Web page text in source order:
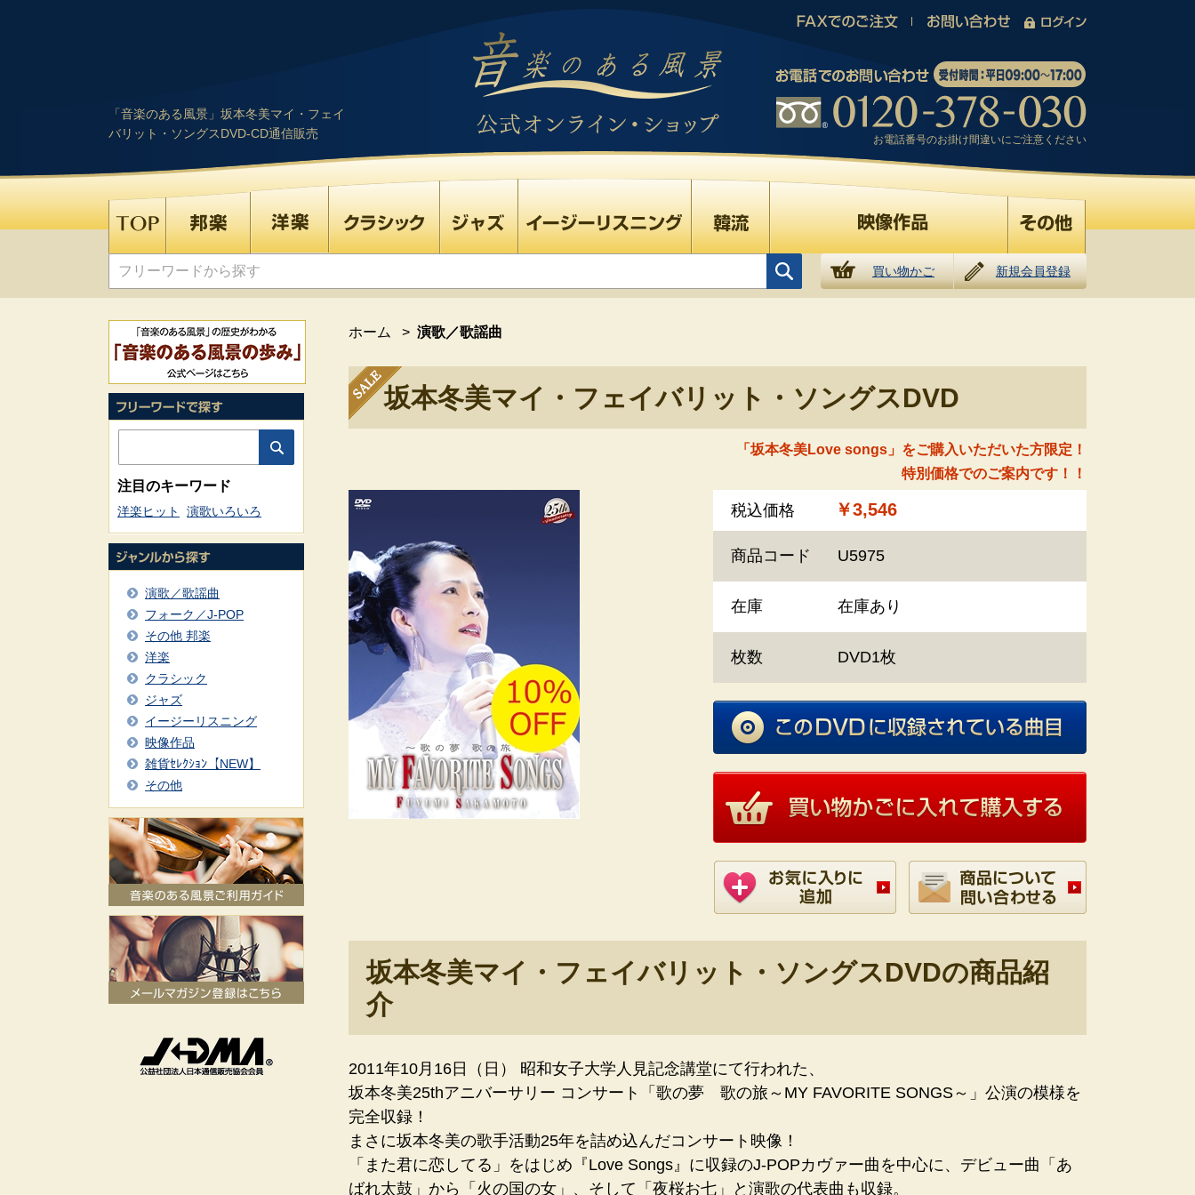
「音楽のある風景」坂本冬美マイ・フェイ
バリット・ソングスDVD-CD通信販売
お電話番号のお掛け間違いにご注意ください
買い物かご 新規会員登録
ホーム > 演歌／歌謡曲
坂本冬美マイ・フェイバリット・ソングスDVD
「坂本冬美Love songs」をご購入いただいた方限定！
特別価格でのご案内です！！
￥3,546
商品コード U5975
在庫 在庫あり
枚数 DVD1枚
坂本冬美マイ・フェイバリット・ソングスDVDの商品紹
介
2011年10月16日（日） 昭和女子大学人見記念講堂にて行われた、
坂本冬美25thアニバーサリー コンサート「歌の夢 歌の旅～MY FAVORITE SONGS～」公演の模様を
完全収録！
まさに坂本冬美の歌手活動25年を詰め込んだコンサート映像！
「また君に恋してる」をはじめ『Love Songs』に収録のJ-POPカヴァー曲を中心に、デビュー曲「あ
ばれ太鼓」から「火の国の女」、そして「夜桜お七」と演歌の代表曲も収録。
注目のキーワード
洋楽ヒット 演歌いろいろ
演歌／歌謡曲
フォーク／J-POP
その他 邦楽
洋楽
クラシック
ジャズ
イージーリスニング
映像作品
雑貨ｾﾚｸｼｮﾝ【NEW】
その他